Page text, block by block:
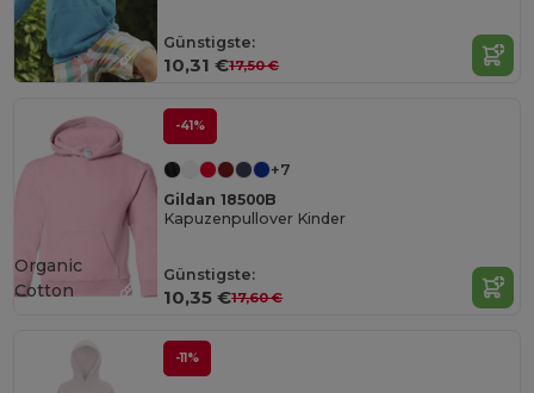
Günstigste:
10,31 €17,50 €
-41%
+7
Gildan 18500B
Kapuzenpullover Kinder
Günstigste:
10,35 €17,60 €
Organic
Cotton
-11%